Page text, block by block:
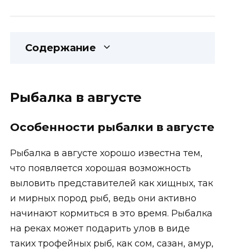
Содержание
Рыбалка в августе
Особенности рыбалки в августе
Рыбалка в августе хорошо известна тем,
что появляется хорошая возможность
выловить представителей как хищных, так
и мирных пород рыб, ведь они активно
начинают кормиться в это время. Рыбалка
на реках может подарить улов в виде
таких трофейных рыб, как сом, сазан, амур,